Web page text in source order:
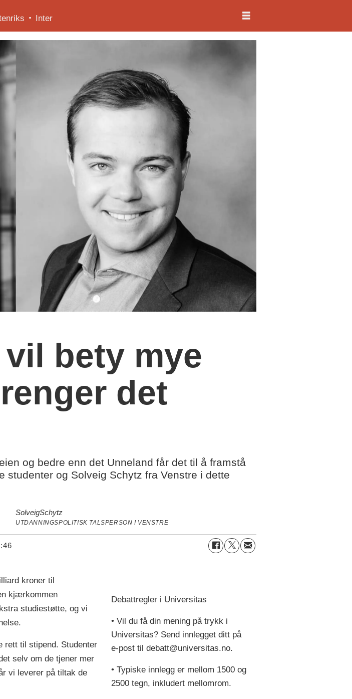
Inter
bety mye
det
og bedre enn det Unneland får det til å framstå
og Solveig Schytz fra Venstre i dette
SolveigSchytz
UTDANNINGSPOLITISK TALSPERSON I VENSTRE
Debattregler i Universitas
• Vil du få din mening på trykk i
Universitas? Send innlegget ditt på
e-post til debatt@universitas.no.
• Typiske innlegg er mellom 1500 og
2500 tegn, inkludert mellomrom.
kroner til
kjærkommen
studiestøtte, og vi
rett til stipend. Studenter
selv om de tjener mer
vi leverer på tiltak de